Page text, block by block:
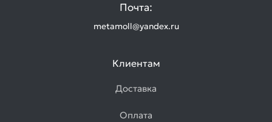
Почта:
metamoll@yandex.ru
Клиентам
Доставка
Оплата